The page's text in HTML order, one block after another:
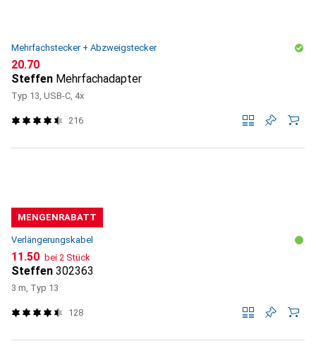
Mehrfachstecker + Abzweigstecker
CHF
20.70
Steffen Mehrfachadapter
Typ 13, USB-C, 4x
216
MENGENRABATT
Verlängerungskabel
CHF
11.50 bei 2 Stück
Steffen 302363
3 m, Typ 13
128